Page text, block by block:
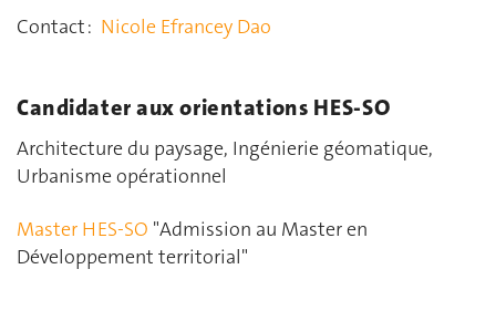
Contact : Nicole Efrancey Dao
Candidater aux orientations HES-SO
Architecture du paysage, Ingénierie géomatique,
Urbanisme opérationnel
Master HES-SO "Admission au Master en
Développement territorial"